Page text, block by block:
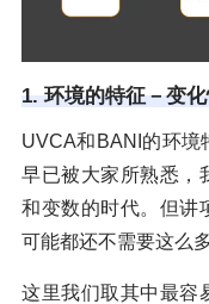
1. 环境的特征－变
UVCA和BANI的环境
早已被大家所熟悉，
和变数的时代。但讲
可能都还不需要这么
这里我们取其中最容